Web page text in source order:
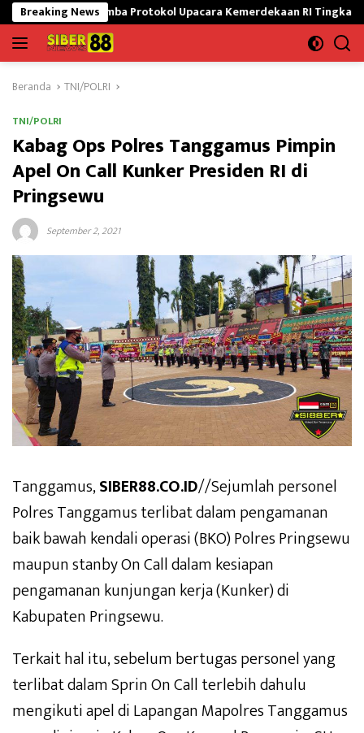
Langsung
ke
konten
Breaking News
Lomba Protokol Upacara Kemerdekaan RI Tingkat Nasional
Beranda TNI/POLRI
TNI/POLRI
Kabag Ops Polres Tanggamus Pimpin
Apel On Call Kunker Presiden RI di
Pringsewu
September 2, 2021
Tanggamus,SIBER88.CO.ID//Sejumlah personel
Polres Tanggamus terlibat dalam pengamanan
baik bawah kendali operasi (BKO) Polres Pringsewu
maupun stanby On Call dalam kesiapan
pengamanan kunjungan kerja (Kunker) di
Kabupaten Pringsewu.
Terkait hal itu, sebelum bertugas personel yang
terlibat dalam Sprin On Call terlebih dahulu
mengikuti apel di Lapangan Mapolres Tanggamus